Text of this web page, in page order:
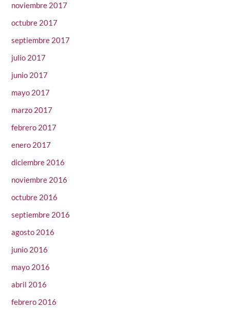
noviembre 2017
octubre 2017
septiembre 2017
julio 2017
junio 2017
mayo 2017
marzo 2017
febrero 2017
enero 2017
diciembre 2016
noviembre 2016
octubre 2016
septiembre 2016
agosto 2016
junio 2016
mayo 2016
abril 2016
febrero 2016